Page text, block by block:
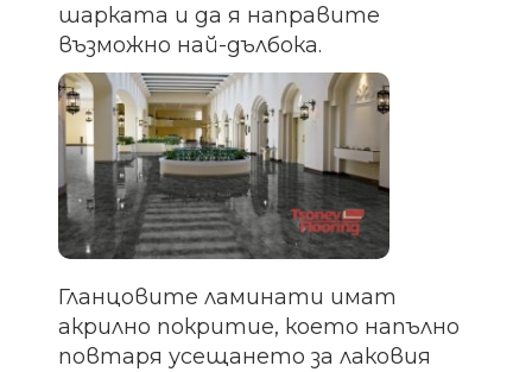
шарката и да я направите
възможно най-дълбока.
Гланцовите ламинати имат
акрилно покритие, което напълно
повтаря усещането за лаковия